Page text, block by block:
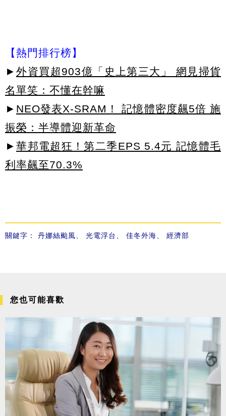
【熱門排行榜】
► 外資買超903億「史上第三大」 網見掃貨
名單笑：不懂在幹嘛
► NEO發表X-SRAM！ 記憶體密度飆5倍 施
振榮：半導體迎新革命
► 華邦電超狂！第二季EPS 5.4元 記憶體毛
利率飆至70.3%
關鍵字： 丹娜絲颱風 光電浮台 佳冬外海 經濟部
您也可能喜歡